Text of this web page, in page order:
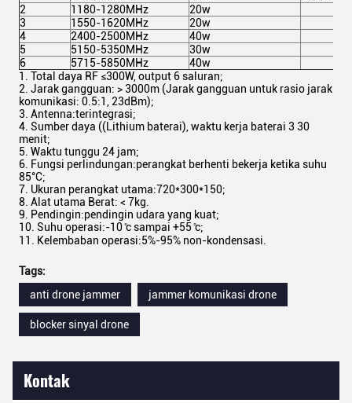
2
1180-1280MHz
20w
3
1550-1620MHz
20w
4
2400-2500MHz
40w
5
5150-5350MHz
30w
6
5715-5850MHz
40w
Total daya RF ≤300W, output 6 saluran;
Jarak gangguan: > 3000m (Jarak gangguan untuk rasio jarak
komunikasi: 0.5:1, 23dBm);
Antenna:terintegrasi;
Sumber daya ((Lithium baterai), waktu kerja baterai 3 30
menit;
Waktu tunggu 24 jam;
Fungsi perlindungan:perangkat berhenti bekerja ketika suhu
85°C;
Ukuran perangkat utama:720*300*150;
Alat utama Berat: < 7kg.
Pendingin:pendingin udara yang kuat;
Suhu operasi:-10 ̊c sampai +55 ̊c;
Kelembaban operasi:5%-95% non-kondensasi.
Tags:
anti drone jammer
jammer komunikasi drone
blocker sinyal drone
Kontak